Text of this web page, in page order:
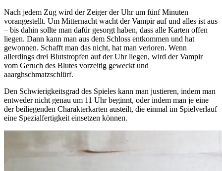
Nach jedem Zug wird der Zeiger der Uhr um fünf Minuten
vorangestellt. Um Mitternacht wacht der Vampir auf und alles ist aus
– bis dahin sollte man dafür gesorgt haben, dass alle Karten offen
liegen. Dann kann man aus dem Schloss entkommen und hat
gewonnen. Schafft man das nicht, hat man verloren. Wenn
allerdings drei Blutstropfen auf der Uhr liegen, wird der Vampir
vom Geruch des Blutes vorzeitig geweckt und
aaarghschmatzschlürf.
Den Schwierigkeitsgrad des Spieles kann man justieren, indem man
entweder nicht genau um 11 Uhr beginnt, oder indem man je eine
der beiliegenden Charakterkarten austeilt, die einmal im Spielverlauf
eine Spezialfertigkeit einsetzen können.